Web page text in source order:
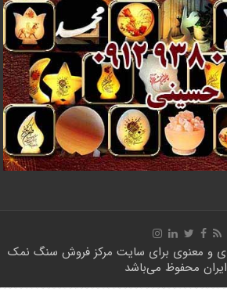
مرکز فروش سنگ نمک
ایرانمحفوظ می‌باشد